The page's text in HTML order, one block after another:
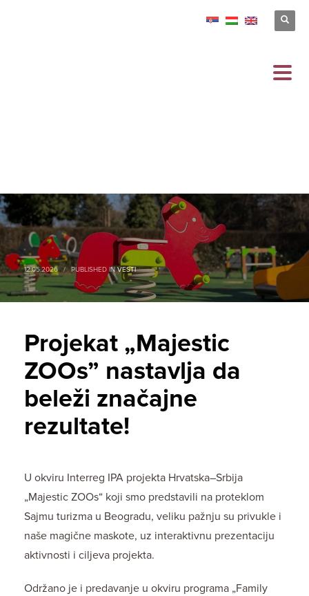
12.05.2026 / PUBLISHED INVESTI
Projekat „Majestic
ZOOs” nastavlja da
beleži značajne
rezultate!
U okviru Interreg IPA projekta Hrvatska–Srbija
„Majestic ZOOs“ koji smo predstavili na proteklom
Sajmu turizma u Beogradu, veliku pažnju su privukle i
naše magične maskote, uz interaktivnu prezentaciju
aktivnosti i ciljeva projekta.
Održano je i predavanje u okviru programa „Family